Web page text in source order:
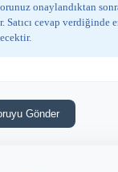
onaylandıktan
Satıcı cevap verdiğinde
Gönder